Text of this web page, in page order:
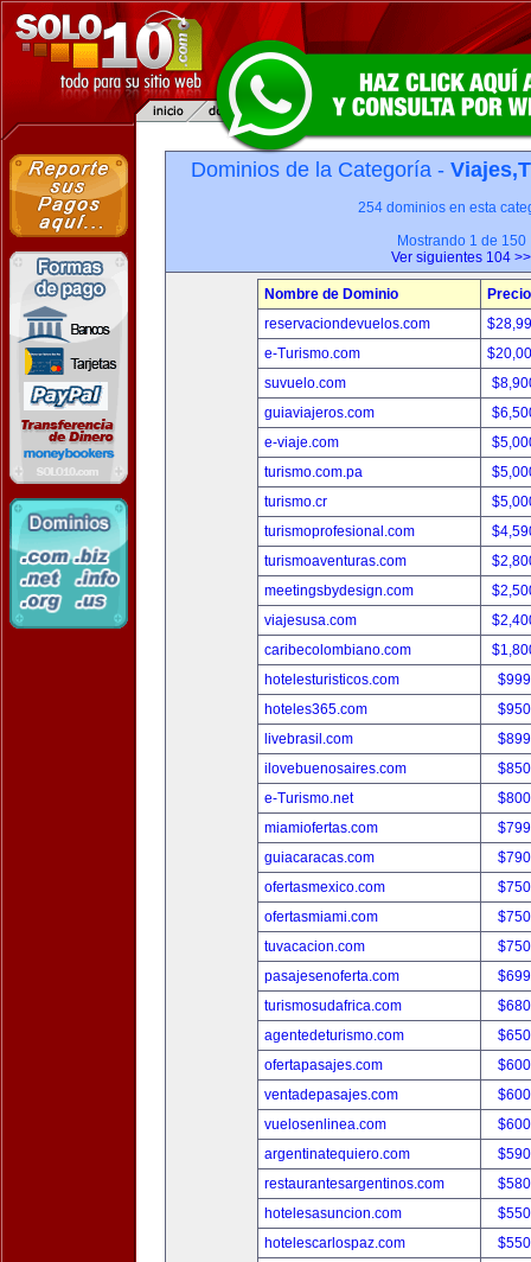
Dominios de la Categoría -
254 dominios en esta
Mostrando 1 de 150
Ver siguientes 104 >>
Nombre de Dominio
Precio
reservaciondevuelos.com
e-Turismo.com
suvuelo.com
guiaviajeros.com
e-viaje.com
turismo.com.pa
turismo.cr
turismoprofesional.com
turismoaventuras.com
meetingsbydesign.com
viajesusa.com
caribecolombiano.com
hotelesturisticos.com
hoteles365.com
livebrasil.com
ilovebuenosaires.com
e-Turismo.net
miamiofertas.com
guiacaracas.com
ofertasmexico.com
ofertasmiami.com
tuvacacion.com
pasajesenoferta.com
turismosudafrica.com
agentedeturismo.com
ofertapasajes.com
ventadepasajes.com
vuelosenlinea.com
argentinatequiero.com
restaurantesargentinos.com
hotelesasuncion.com
hotelescarlospaz.com